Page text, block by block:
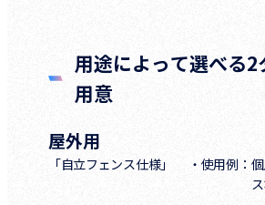
用途によって選べる2
用意
屋外用
「自立フェンス仕様」 ・使用例：